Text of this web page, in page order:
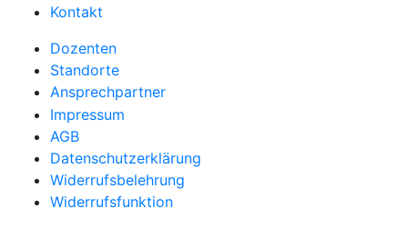
Kontakt
Dozenten
Standorte
Ansprechpartner
Impressum
AGB
Datenschutzerklärung
Widerrufsbelehrung
Widerrufsfunktion